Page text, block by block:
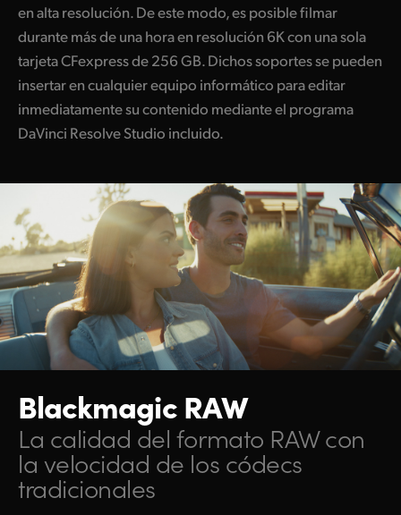
en alta resolución. De este modo, es posible filmar
durante más de una hora en resolución 6K con una sola
tarjeta CFexpress de 256 GB. Dichos soportes se pueden
insertar en cualquier equipo informático para editar
inmediatamente su contenido mediante el programa
DaVinci Resolve Studio incluido.
Blackmagic RAW
La calidad del formato RAW con
la velocidad de los códecs
tradicionales